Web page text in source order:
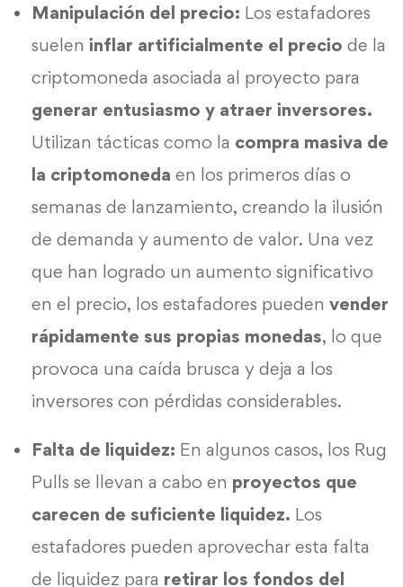
Manipulación del precio: Los estafadores
suelen inflar artificialmente el precio de la
criptomoneda asociada al proyecto para
generar entusiasmo y atraer inversores.
Utilizan tácticas como la compra masiva de
la criptomoneda en los primeros días o
semanas de lanzamiento, creando la ilusión
de demanda y aumento de valor. Una vez
que han logrado un aumento significativo
en el precio, los estafadores pueden vender
rápidamente sus propias monedas, lo que
provoca una caída brusca y deja a los
inversores con pérdidas considerables.
Falta de liquidez: En algunos casos, los Rug
Pulls se llevan a cabo en proyectos que
carecen de suficiente liquidez. Los
estafadores pueden aprovechar esta falta
de liquidez para retirar los fondos del